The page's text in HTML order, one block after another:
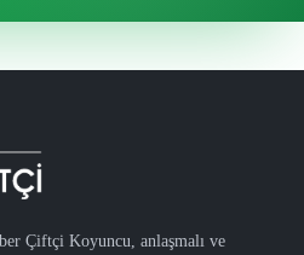
Çiftçi Koyuncu, anlaşmalı ve